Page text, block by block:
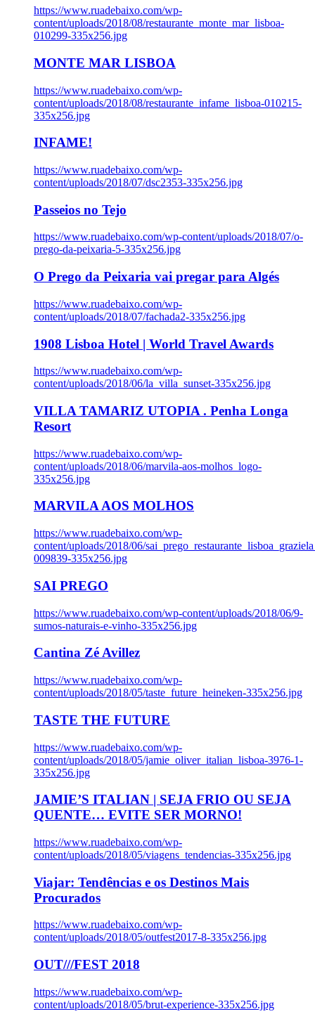
https://www.ruadebaixo.com/wp-
content/uploads/2018/08/restaurante_monte_mar_lisboa-
010299-335x256.jpg
MONTE MAR LISBOA
https://www.ruadebaixo.com/wp-
content/uploads/2018/08/restaurante_infame_lisboa-010215-
335x256.jpg
INFAME!
https://www.ruadebaixo.com/wp-
content/uploads/2018/07/dsc2353-335x256.jpg
Passeios no Tejo
https://www.ruadebaixo.com/wp-content/uploads/2018/07/o-
prego-da-peixaria-5-335x256.jpg
O Prego da Peixaria vai pregar para Algés
https://www.ruadebaixo.com/wp-
content/uploads/2018/07/fachada2-335x256.jpg
1908 Lisboa Hotel | World Travel Awards
https://www.ruadebaixo.com/wp-
content/uploads/2018/06/la_villa_sunset-335x256.jpg
VILLA TAMARIZ UTOPIA . Penha Longa
Resort
https://www.ruadebaixo.com/wp-
content/uploads/2018/06/marvila-aos-molhos_logo-
335x256.jpg
MARVILA AOS MOLHOS
https://www.ruadebaixo.com/wp-
content/uploads/2018/06/
009839-335x256.jpg
SAI PREGO
https://www.ruadebaixo.com/wp-content/uploads/2018/06/9-
sumos-naturais-e-vinho-335x256.jpg
Cantina Zé Avillez
https://www.ruadebaixo.com/wp-
content/uploads/2018/05/taste_future_heineken-335x256.jpg
TASTE THE FUTURE
https://www.ruadebaixo.com/wp-
content/uploads/2018/05/jamie_oliver_italian_lisboa-3976-1-
335x256.jpg
JAMIE’S ITALIAN | SEJA FRIO OU SEJA
QUENTE… EVITE SER MORNO!
https://www.ruadebaixo.com/wp-
content/uploads/2018/05/viagens_tendencias-335x256.jpg
Viajar: Tendências e os Destinos Mais
Procurados
https://www.ruadebaixo.com/wp-
content/uploads/2018/05/outfest2017-8-335x256.jpg
OUT///FEST 2018
https://www.ruadebaixo.com/wp-
content/uploads/2018/05/brut-experience-335x256.jpg